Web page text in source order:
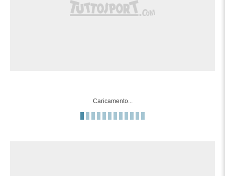
Caricamento...